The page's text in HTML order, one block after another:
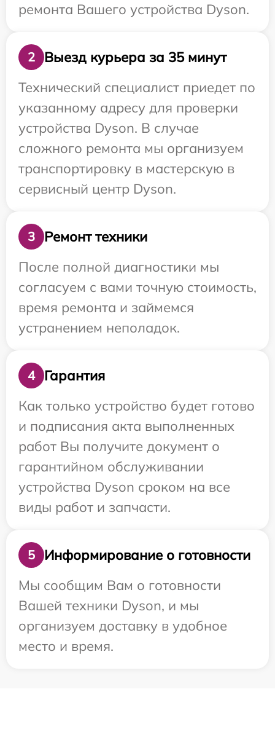
ремонта Вашего устройства Dyson.
2
Выезд курьера за 35 минут
Технический специалист приедет по
указанному адресу для проверки
устройства Dyson. В случае
сложного ремонта мы организуем
транспортировку в мастерскую в
сервисный центр Dyson.
3
Ремонт техники
После полной диагностики мы
согласуем с вами точную стоимость,
время ремонта и займемся
устранением неполадок.
4
Гарантия
Как только устройство будет готово
и подписания акта выполненных
работ Вы получите документ о
гарантийном обслуживании
устройства Dyson сроком на все
виды работ и запчасти.
5
Информирование о готовности
Мы сообщим Вам о готовности
Вашей техники Dyson, и мы
организуем доставку в удобное
место и время.